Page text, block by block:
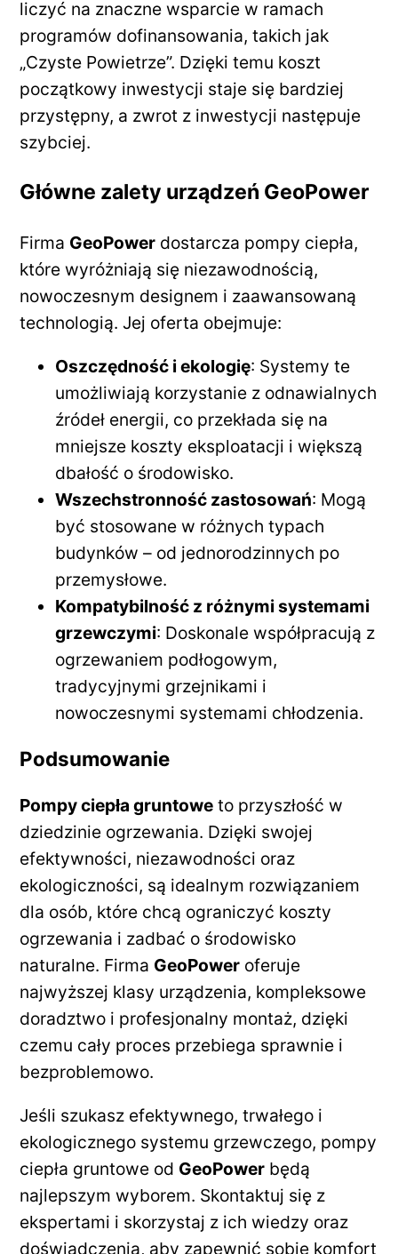
liczyć na znaczne wsparcie w ramach
programów dofinansowania, takich jak
„Czyste Powietrze”. Dzięki temu koszt
początkowy inwestycji staje się bardziej
przystępny, a zwrot z inwestycji następuje
szybciej.
Główne zalety urządzeń GeoPower
Firma GeoPower dostarcza pompy ciepła,
które wyróżniają się niezawodnością,
nowoczesnym designem i zaawansowaną
technologią. Jej oferta obejmuje:
Oszczędność i ekologię: Systemy te
umożliwiają korzystanie z odnawialnych
źródeł energii, co przekłada się na
mniejsze koszty eksploatacji i większą
dbałość o środowisko.
Wszechstronność zastosowań: Mogą
być stosowane w różnych typach
budynków – od jednorodzinnych po
przemysłowe.
Kompatybilność z różnymi systemami
grzewczymi: Doskonale współpracują z
ogrzewaniem podłogowym,
tradycyjnymi grzejnikami i
nowoczesnymi systemami chłodzenia.
Podsumowanie
Pompy ciepła gruntowe to przyszłość w
dziedzinie ogrzewania. Dzięki swojej
efektywności, niezawodności oraz
ekologiczności, są idealnym rozwiązaniem
dla osób, które chcą ograniczyć koszty
ogrzewania i zadbać o środowisko
naturalne. Firma GeoPower oferuje
najwyższej klasy urządzenia, kompleksowe
doradztwo i profesjonalny montaż, dzięki
czemu cały proces przebiega sprawnie i
bezproblemowo.
Jeśli szukasz efektywnego, trwałego i
ekologicznego systemu grzewczego, pompy
ciepła gruntowe od GeoPower będą
najlepszym wyborem. Skontaktuj się z
ekspertami i skorzystaj z ich wiedzy oraz
doświadczenia, aby zapewnić sobie komfort